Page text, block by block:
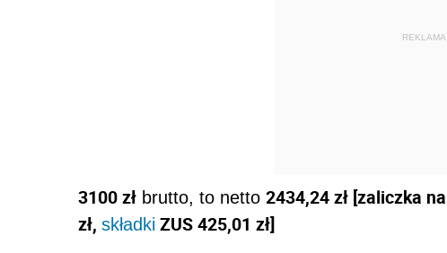
REKLAMA
3100 zł brutto, to netto 2434,24 zł [zaliczka na
zł, składki ZUS 425,01 zł]